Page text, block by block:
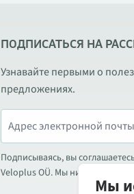
ПОДПИСАТЬСЯ НА
Узнавайте первыми о
предложениях.
Подписываясь, вы
Veloplus OÜ. Мы никогда не
Мы